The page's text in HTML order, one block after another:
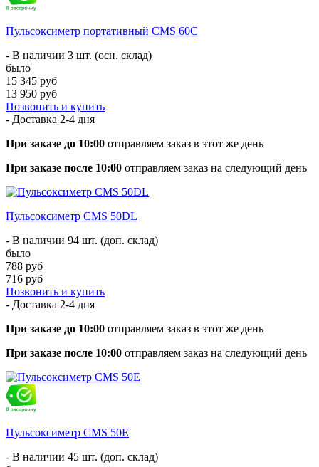
Пульсоксиметр портативный CMS 60C
- В наличии 3 шт. (осн. склад)
было
15 345 руб
13 950 руб
Позвонить и купить
- Доставка 2-4 дня
При заказе до 10:00 отправляем заказ в этот же день
При заказе после 10:00 отправляем заказ на следующий день
Пульсоксиметр CMS 50DL
- В наличии 94 шт. (доп. склад)
было
788 руб
716 руб
Позвонить и купить
- Доставка 2-4 дня
При заказе до 10:00 отправляем заказ в этот же день
При заказе после 10:00 отправляем заказ на следующий день
Пульсоксиметр CMS 50E
- В наличии 45 шт. (доп. склад)